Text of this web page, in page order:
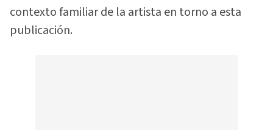
contexto familiar de la artista en torno a esta
publicación.